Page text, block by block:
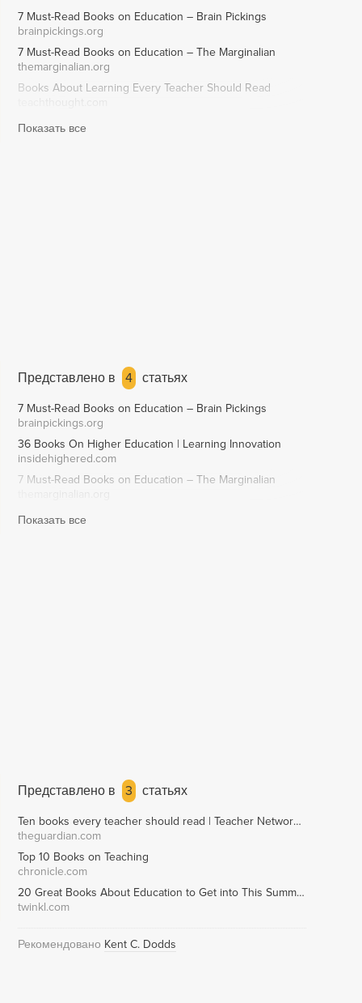
7 Must-Read Books on Education – Brain Pickings
brainpickings.org
7 Must-Read Books on Education – The Marginalian
themarginalian.org
Books About Learning Every Teacher Should Read
Показать все
Представлено в 4 статьях
7 Must-Read Books on Education – Brain Pickings
brainpickings.org
36 Books On Higher Education | Learning Innovation
insidehighered.com
7 Must-Read Books on Education – The Marginalian
Показать все
Представлено в 3 статьях
Ten books every teacher should read | Teacher Network | The Guardian
theguardian.com
Top 10 Books on Teaching
chronicle.com
20 Great Books About Education to Get into This Summer
twinkl.com
Рекомендовано Kent C. Dodds